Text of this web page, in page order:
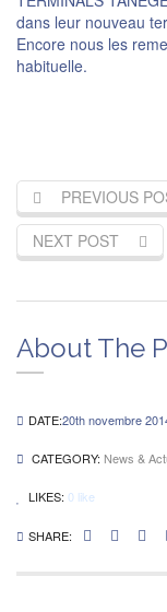
dans leur nouveau
Encore nous les
habituelle.
PREVIOUS
NEXT POST
About The
DATE:20th novembre
CATEGORY: News &
LIKES: 0 like
SHARE: